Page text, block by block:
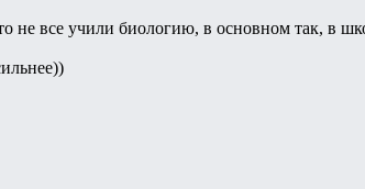
не все учили биологию, в основном так, в